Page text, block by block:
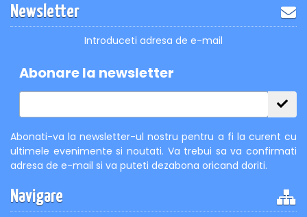
Newsletter
Introduceti adresa de e-mail
Abonare la newsletter
Abonati-va la newsletter-ul nostru pentru a fi la curent cu
ultimele evenimente si noutati. Va trebui sa va confirmati
adresa de e-mail si va puteti dezabona oricand doriti.
Navigare